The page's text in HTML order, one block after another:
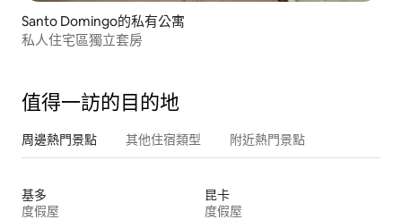
Santo Domingo的私有公寓
私人住宅區獨立套房
值得一訪的目的地
周邊熱門景點 其他住宿類型 附近熱門景點
基多
度假屋
昆卡
度假屋